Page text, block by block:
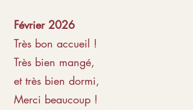
Février 2026
Très bon accueil !
Très bien mangé,
et très bien dormi,
Merci beaucoup !